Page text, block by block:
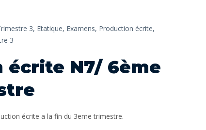
3, Etatique, Examens, Production écrite,
3
N7/ 6ème
écrite a la fin du 3eme trimestre.